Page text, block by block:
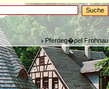
Pferdeg�pel Frohnau